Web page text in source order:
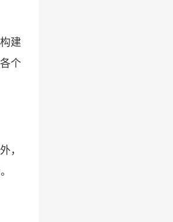
建
个
，